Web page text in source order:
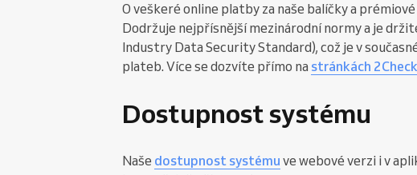
O veškeré online platby za naše balíčky a
Dodržuje nejpřísnější mezinárodní normy a je
Industry Data Security Standard), což je v
plateb. Více se dozvíte přímo na stránkách
Dostupnost systému
Naše dostupnost systému ve webové verzi i v